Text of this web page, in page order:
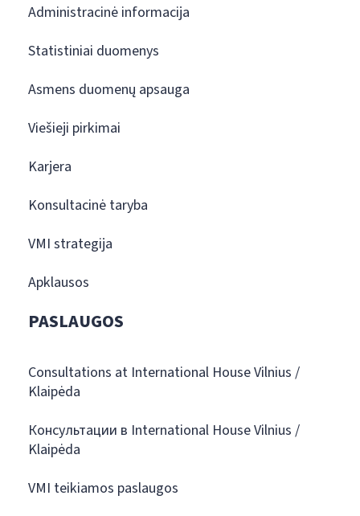
Administracinė informacija
Statistiniai duomenys
Asmens duomenų apsauga
Viešieji pirkimai
Karjera
Konsultacinė taryba
VMI strategija
Apklausos
PASLAUGOS
Consultations at International House Vilnius /
Klaipėda
Консультации в International House Vilnius /
Klaipėda
VMI teikiamos paslaugos